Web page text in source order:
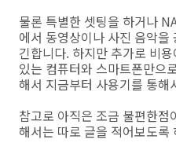
물론 특별한 셋팅을 하거나
에서 동영상이나 사진 음악
긴합니다. 하지만 추가로 비
있는 컴퓨터와 스마트폰만으
해서 지금부터 사용기를 통
참고로 아직은 조금 불편한점
해서는 따로 글을 적어보도록